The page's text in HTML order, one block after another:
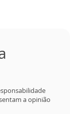
a opinião